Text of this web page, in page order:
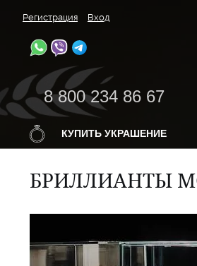
Регистрация Вход
8 800 234 86 67
КУПИТЬ УКРАШЕНИЕ
БРИЛЛИАНТЫ